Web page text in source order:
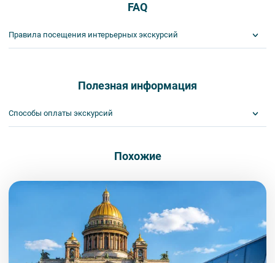
FAQ
Правила посещения интерьерных экскурсий
туров. Поэтому, пожалуйста, ознакомьтесь с правилами,
соблюдение которых сделает ваш отдых приятным, комфортным
1. На интерьерных экскурсиях запрещается употреблять пищу
2. Пожалуйста, будьте вежливы по отношению друг к другу:
возможности, воздержитесь от использования мобильных
устройств во время экскурсии.
3. Соблюдайте правила посещения музеев.
4. Пожалуйста, бережно относитесь к экскурсионному
оборудованию, предоставляемому туроператором. В случае
порчи оборудования материальную ответственность за неё
несёт экскурсант.
Полезная информация
Способы оплаты экскурсий
Похожие